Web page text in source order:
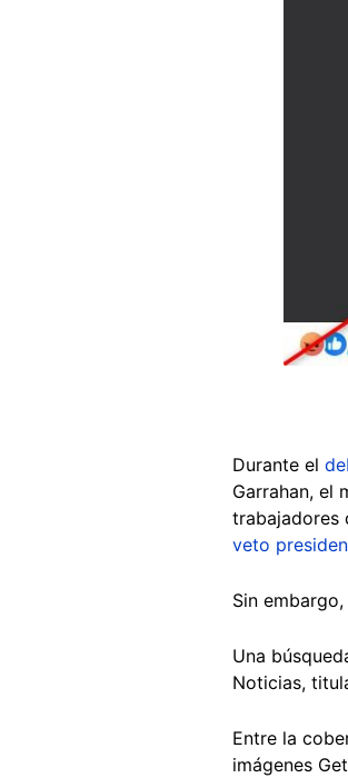
Durante el
Garrahan, el
trabajadores
veto
Sin
Una
Noticias,
Entre la
imágenes